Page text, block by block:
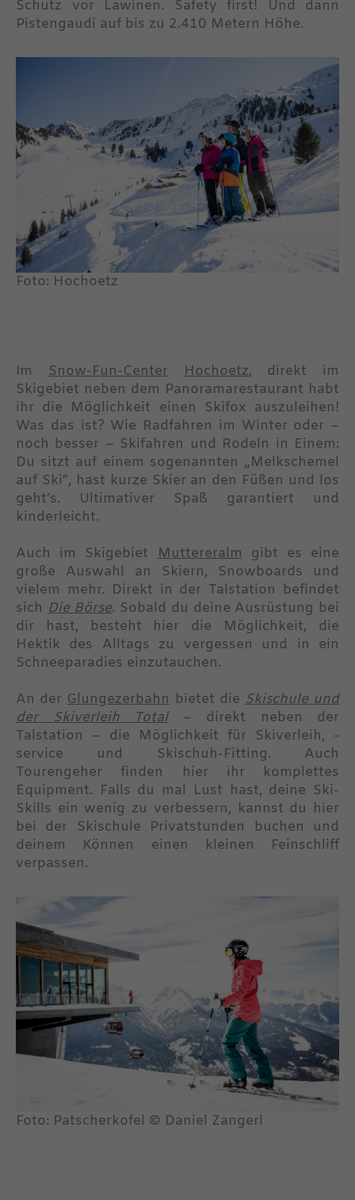
Schutz vor Lawinen. Safety first! Und dann
Pistengaudi auf bis zu 2.410 Metern Höhe.
Foto: Hochoetz
Im Snow-Fun-Center Hochoetz, direkt im
Skigebiet neben dem Panoramarestaurant habt
ihr die Möglichkeit einen Skifox auszuleihen!
Was das ist? Wie Radfahren im Winter oder –
noch besser – Skifahren und Rodeln in Einem:
Du sitzt auf einem sogenannten „Melkschemel
auf Ski“, hast kurze Skier an den Füßen und los
geht’s. Ultimativer Spaß garantiert und
kinderleicht.
Auch im SkigebietMuttereralmgibt es eine
große Auswahl an Skiern, Snowboards und
vielem mehr. Direkt in der Talstation befindet
sich Die Börse. Sobald du deine Ausrüstung bei
dir hast, besteht hier die Möglichkeit, die
Hektik des Alltags zu vergessen und in ein
Schneeparadies einzutauchen.
An derGlungezerbahn bietet die Skischule und
der Skiverleih Total– direkt neben der
Talstation – die Möglichkeit für Skiverleih, -
service und Skischuh-Fitting. Auch
Tourengeher finden hier ihr komplettes
Equipment. Falls du mal Lust hast, deine Ski-
Skills ein wenig zu verbessern, kannst du hier
bei der Skischule Privatstunden buchen und
deinem Können einen kleinen Feinschliff
verpassen.
Foto: Patscherkofel © Daniel Zangerl